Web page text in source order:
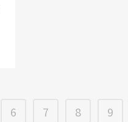
6 7 8 9